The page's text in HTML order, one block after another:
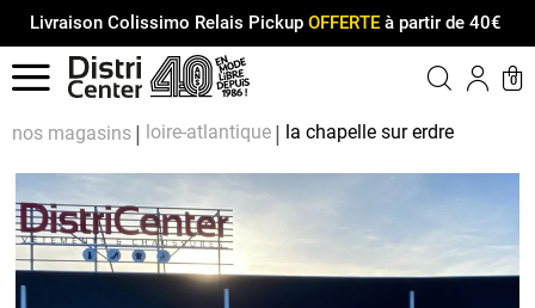
Livraison Colissimo Relais Pickup OFFERTEà partir de 40€
Menu
0
nos magasins loire-atlantique la chapelle sur erdre